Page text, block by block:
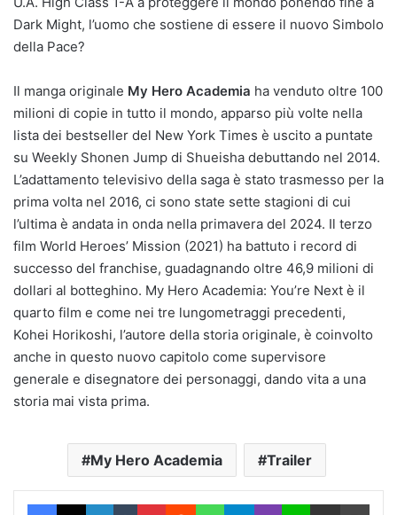
Dark Might, l’uomo che sostiene di essere il nuovo Simbolo
della Pace?
Il manga originale My Hero Academia ha venduto oltre 100
milioni di copie in tutto il mondo, apparso più volte nella
lista dei bestseller del New York Times è uscito a puntate
su Weekly Shonen Jump di Shueisha debuttando nel 2014.
L’adattamento televisivo della saga è stato trasmesso per la
prima volta nel 2016, ci sono state sette stagioni di cui
l’ultima è andata in onda nella primavera del 2024. Il terzo
film World Heroes’ Mission (2021) ha battuto i record di
successo del franchise, guadagnando oltre 46,9 milioni di
dollari al botteghino. My Hero Academia: You’re Next è il
quarto film e come nei tre lungometraggi precedenti,
Kohei Horikoshi, l’autore della storia originale, è coinvolto
anche in questo nuovo capitolo come supervisore
generale e disegnatore dei personaggi, dando vita a una
storia mai vista prima.
My Hero Academia Trailer
Facebook
X LinkedIn
TumblrPinterest
RedditWhatsAppTelegram
ViberLine Condividi via Email